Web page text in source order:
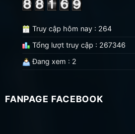
Truy cập hôm nay : 264
Tổng lượt truy cập : 267346
Đang xem : 2
FANPAGE FACEBOOK